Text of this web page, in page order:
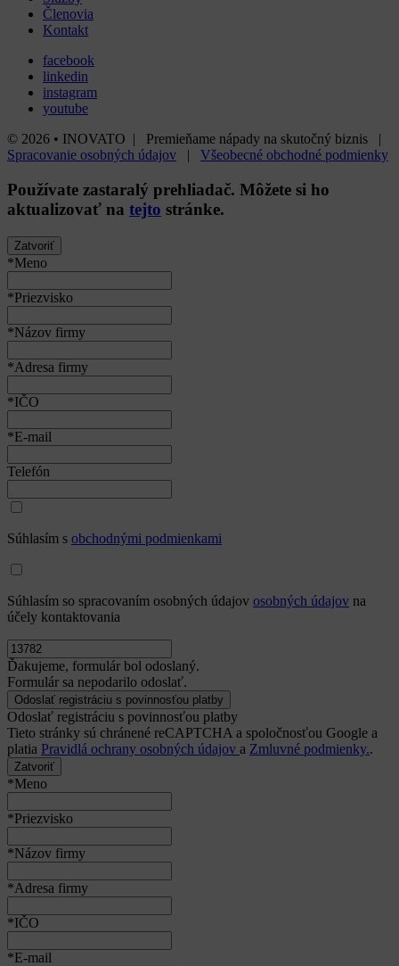
Členovia
Kontakt
facebook
linkedin
instagram
youtube
© 2026 • INOVATO | Premieňame nápady na skutočný biznis |
Spracovanie osobných údajov | Všeobecné obchodné podmienky
Používate zastaralý prehliadač. Môžete si ho
aktualizovať na tejto stránke.
Zatvoriť
*Meno
*Priezvisko
*Názov firmy
*Adresa firmy
*IČO
*E-mail
Telefón
Súhlasím s obchodnými podmienkami
Súhlasím so spracovaním osobných údajov osobných údajov na
účely kontaktovania
Ďakujeme, formulár bol odoslaný.
Formulár sa nepodarilo odoslať.
Odoslať registráciu s povinnosťou platby
Tieto stránky sú chránené reCAPTCHA a spoločnosťou Google a
platia Pravidlá ochrany osobných údajov a Zmluvné podmienky..
Zatvoriť
*Meno
*Priezvisko
*Názov firmy
*Adresa firmy
*IČO
*E-mail